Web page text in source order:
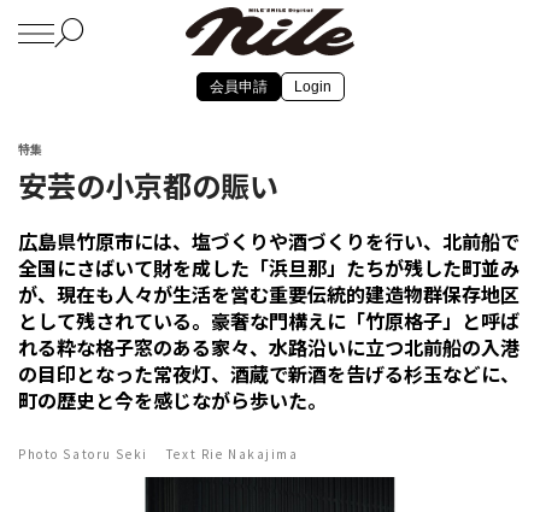
会員申請 Login
特集
安芸の小京都の賑い
広島県竹原市には、塩づくりや酒づくりを行い、北前船で
全国にさばいて財を成した「浜旦那」たちが残した町並み
が、現在も人々が生活を営む重要伝統的建造物群保存地区
として残されている。豪奢な門構えに「竹原格子」と呼ば
れる粋な格子窓のある家々、水路沿いに立つ北前船の入港
の目印となった常夜灯、酒蔵で新酒を告げる杉玉などに、
町の歴史と今を感じながら歩いた。
Photo Satoru Seki Text Rie Nakajima